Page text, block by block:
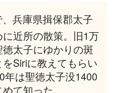
兵庫県揖保郡太子
近所の散策。旧1万
太子にゆかりの斑
Siriに教えてもらい
年は聖徳太子没1400
て知った。